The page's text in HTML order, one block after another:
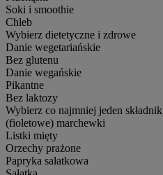
Soki i smoothie
Chleb
Wybierz dietetyczne i zdrowe
Danie wegetariańskie
Bez glutenu
Danie wegańskie
Pikantne
Bez laktozy
Wybierz co najmniej jeden składnik
(fioletowe) marchewki
Listki mięty
Orzechy prażone
Papryka sałatkowa